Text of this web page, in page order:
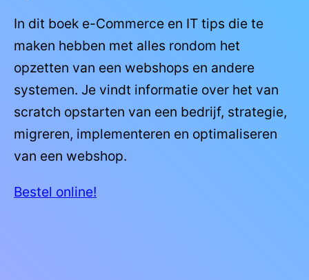
In dit boek e-Commerce en IT tips die te
maken hebben met alles rondom het
opzetten van een webshops en andere
systemen. Je vindt informatie over het van
scratch opstarten van een bedrijf, strategie,
migreren, implementeren en optimaliseren
van een webshop.
Bestel online!